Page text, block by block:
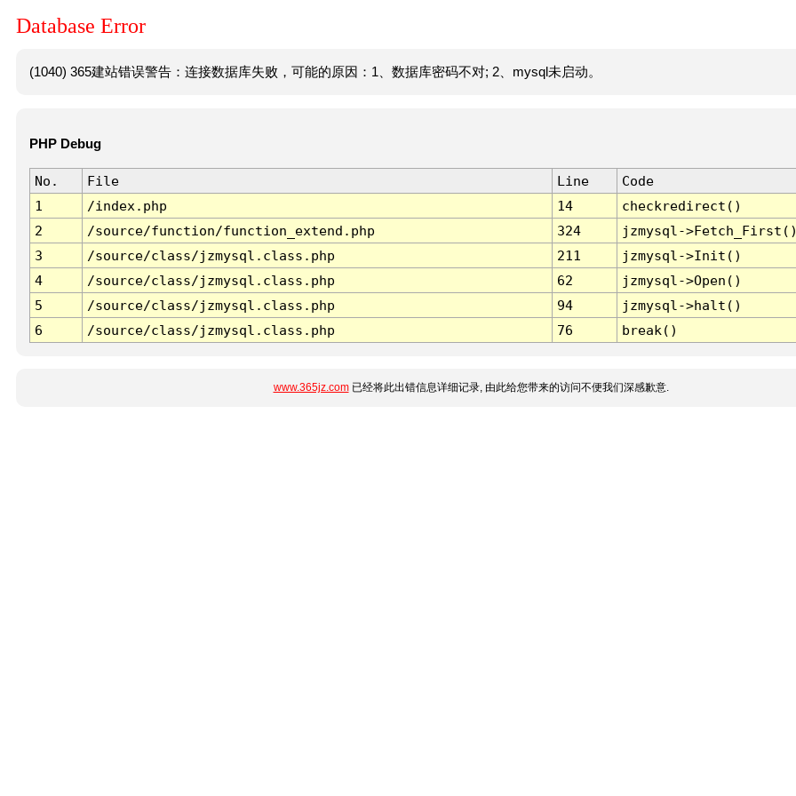
Database Error
(1040) 365建站错误警告：连接数据库失败，可能的原因：1、数据库密码不对; 2、mysql未启动。
PHP Debug
No. File Line
Code
1
/index.php 14
checkredirect()
2
/source/function/function_extend.php 324
jzmysql-
3
/source/class/jzmysql.class.php 211
jzmysql->Init()
4
/source/class/jzmysql.class.php 62
jzmysql->Open()
5
/source/class/jzmysql.class.php 94
jzmysql->halt()
6
/source/class/jzmysql.class.php 76 break()
www.365jz.com已经将此出错信息详细记录, 由此给您带来的访问不便我们深感歉意.